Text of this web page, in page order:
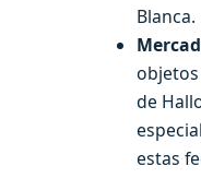
Blanca.
de
estas